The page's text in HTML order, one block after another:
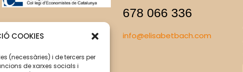
COOKIES
(necessàries) i de tercers per
de xarxes socials i
678 066 336
info@elisabetbach.com